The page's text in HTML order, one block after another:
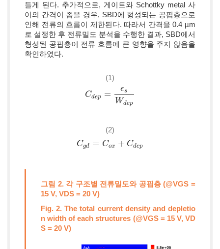
들게 된다. 추가적으로, 게이트와 Schottky metal 사
이의 간격이 좁을 경우, SBD에 형성되는 공핍층으로
인해 전류의 흐름이 제한된다. 따라서 간격을 0.4 µm
로 설정한 후 전류밀도 분석을 수행한 결과, SBD에서
형성된 공핍층이 전류 흐름에 큰 영향을 주지 않음을
확인하였다.
(1)
Cdep =
ϵs
Wdep
Cdep =ϵs Wdep
(2)
Cgd = Cox + Cdep
Cgd =C ox+C de p
그림 2. 각 구조별 전류밀도와 공핍층 (@VGS =
15 V, VDS = 20 V)
Fig. 2. The total current density and depletio
n width of each structures (@VGS = 15 V, VD
S = 20 V)